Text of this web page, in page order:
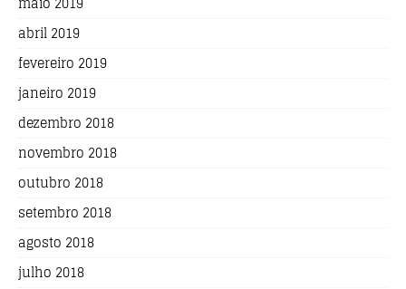
abril 2019
fevereiro 2019
janeiro 2019
dezembro 2018
novembro 2018
outubro 2018
setembro 2018
agosto 2018
julho 2018